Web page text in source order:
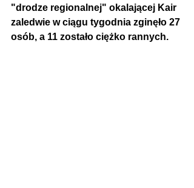
"drodze regionalnej" okalającej Kair
zaledwie w ciągu tygodnia zginęło 27
osób, a 11 zostało ciężko rannych.